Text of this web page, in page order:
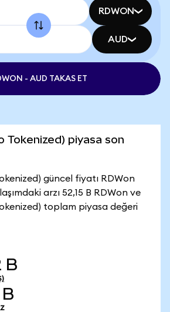
RDWON
AUD
- AUD TAKAS ET
Tokenized) piyasa son
güncel fiyatı RDWon
arzı 52,15 B RDWon ve
toplam piyasa değeri
B